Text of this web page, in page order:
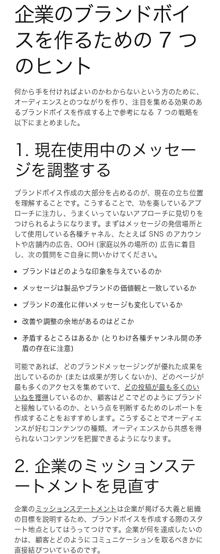
企業のブランドボイ
スを作るための 7 つ
のヒント
何から手を付ければよいのかわからないという方のために、
オーディエンスとのつながりを作り、注目を集める効果のあ
るブランドボイスを作成する上で参考になる 7 つの戦略を
以下にまとめました。
1. 現在使用中のメッセー
ジを調整する
ブランドボイス作成の大部分を占めるのが、現在の立ち位置
を理解することです。こうすることで、功を奏しているアプ
ローチに注力し、うまくいっていないアプローチに見切りを
つけられるようになります。まずはメッセージの発信場所と
して使用している各種チャネル、たとえば SNS のアカウン
トや店舗内の広告、OOH (家庭以外の場所の) 広告に着目
し、次の質問をご自身に問いかけてください。
ブランドはどのような印象を与えているのか
メッセージは製品やブランドの価値観と一致しているか
ブランドの進化に伴いメッセージも変化しているか
改善や調整の余地があるのはどこか
矛盾するところはあるか (とりわけ各種チャンネル間の矛
盾の存在に注意)
可能であれば、どのブランドメッセージングが優れた成果を
出しているのか (または成果が芳しくないか)、どのページが
最も多くのアクセスを集めていて、
どの投稿が最も多くのい
いねを獲得 しているのか、顧客はどこでどのようにブランド
と接触しているのか、という点を判断するためのレポートを
作成することをおすすめします。こうすることでオーディエ
ンスが好むコンテンツの種類、オーディエンスから共感を得
られない コンテンツを把握できるようになります。
2. 企業のミッションステ
ートメントを見直す
企業の ミッションステートメント は企業が掲げる大義と組織
の目標を説明するため、ブランドボイスを作成する際のスタ
ート地点としてはうってつけです。企業が何を達成したいの
かは、顧客とどのようにコミュニケーションを取るべきかに
直接結びついているのです。